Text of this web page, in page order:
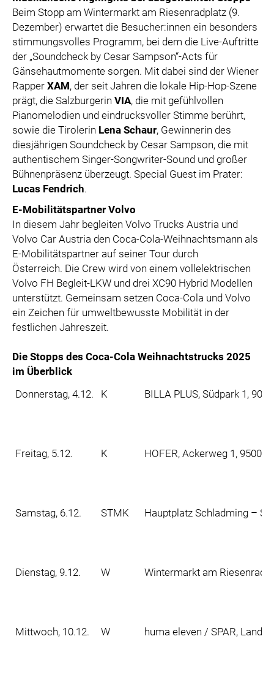
Beim Stopp am Wintermarkt am Riesenradplatz (9.
Dezember) erwartet die Besucher:innen ein besonders
stimmungsvolles Programm, bei dem die Live-Auftritte
der „Soundcheck by Cesar Sampson“-Acts für
Gänsehautmomente sorgen. Mit dabei sind der Wiener
Rapper XAM, der seit Jahren die lokale Hip-Hop-Szene
prägt, die Salzburgerin VIA, die mit gefühlvollen
Pianomelodien und eindrucksvoller Stimme berührt,
sowie die Tirolerin Lena Schaur, Gewinnerin des
diesjährigen Soundcheck by Cesar Sampson, die mit
authentischem Singer-Songwriter-Sound und großer
Bühnenpräsenz überzeugt. Special Guest im Prater:
Lucas Fendrich.
E-Mobilitätspartner Volvo
In diesem Jahr begleiten Volvo Trucks Austria und
Volvo Car Austria den Coca-Cola-Weihnachtsmann als
E-Mobilitätspartner auf seiner Tour durch
Österreich. Die Crew wird von einem vollelektrischen
Volvo FH Begleit-LKW und drei XC90 Hybrid Modellen
unterstützt. Gemeinsam setzen Coca-Cola und Volvo
ein Zeichen für umweltbewusste Mobilität in der
festlichen Jahreszeit.
Die Stopps des Coca-Cola Weihnachtstrucks 2025
im Überblick
Donnerstag, 4.12.
K BILLA PLUS, Südpark 1,
Freitag, 5.12. K HOFER, Ackerweg 1, 9500
Samstag, 6.12. STMK Hauptplatz Schladming –
Dienstag, 9.12. W Wintermarkt am
Mittwoch, 10.12. W huma eleven / SPAR,